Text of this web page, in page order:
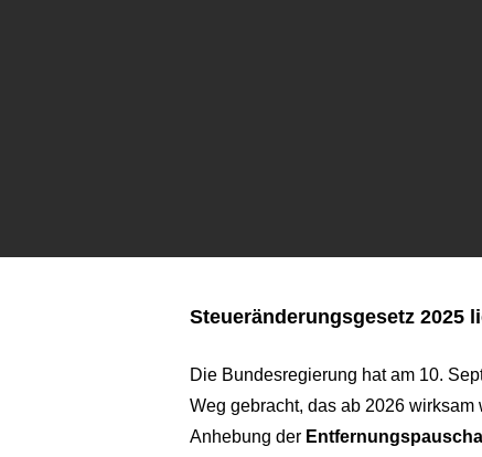
Steueränderungsgesetz 2025
Die Bundesregierung hat am 10.
Weg gebracht, das ab 2026
Anhebung der